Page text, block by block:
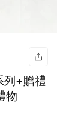
列+贈禮
物